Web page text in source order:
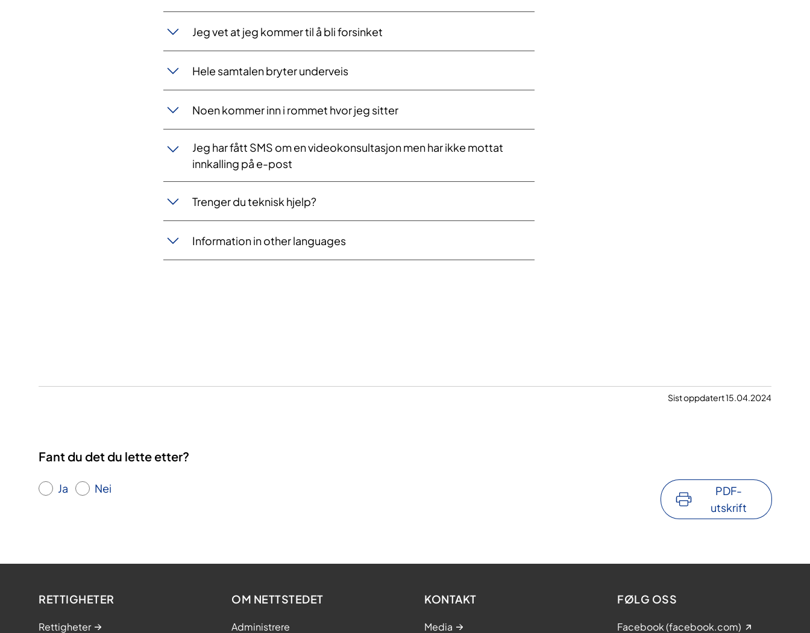
Jeg vet at jeg kommer til å bli forsinket
Hele samtalen bryter underveis
Noen kommer inn i rommet hvor jeg sitter
Jeg har fått SMS om en videokonsultasjon men har ikke mottat
innkalling på e-post
Trenger du teknisk hjelp?
Information in other languages
Sist oppdatert 15.04.2024
Fant du det du lette etter?
Ja Nei
PDF-
utskrift
RETTIGHETER
Rettigheter
OM NETTSTEDET
Administrere
KONTAKT
Media
FØLG OSS
Facebook (facebook.com)